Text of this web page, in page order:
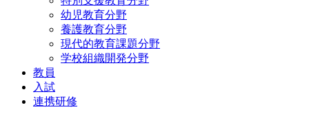
幼児教育分野
養護教育分野
現代的教育課題分野
学校組織開発分野
教員
入試
連携研修